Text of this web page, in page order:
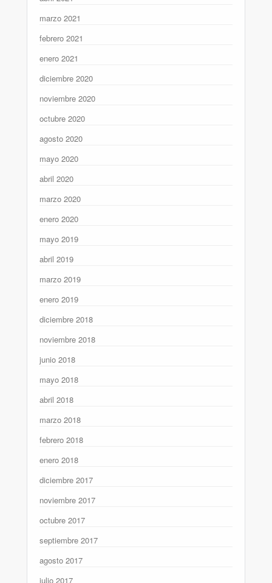
marzo 2021
febrero 2021
enero 2021
diciembre 2020
noviembre 2020
octubre 2020
agosto 2020
mayo 2020
abril 2020
marzo 2020
enero 2020
mayo 2019
abril 2019
marzo 2019
enero 2019
diciembre 2018
noviembre 2018
junio 2018
mayo 2018
abril 2018
marzo 2018
febrero 2018
enero 2018
diciembre 2017
noviembre 2017
octubre 2017
septiembre 2017
agosto 2017
julio 2017